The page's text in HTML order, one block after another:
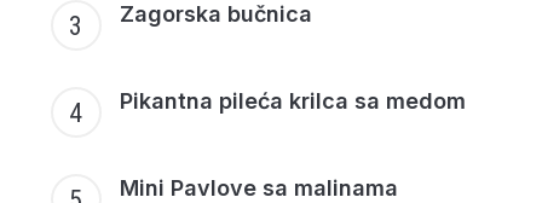
Zagorska bučnica
Pikantna pileća krilca sa medom
Mini Pavlove sa malinama